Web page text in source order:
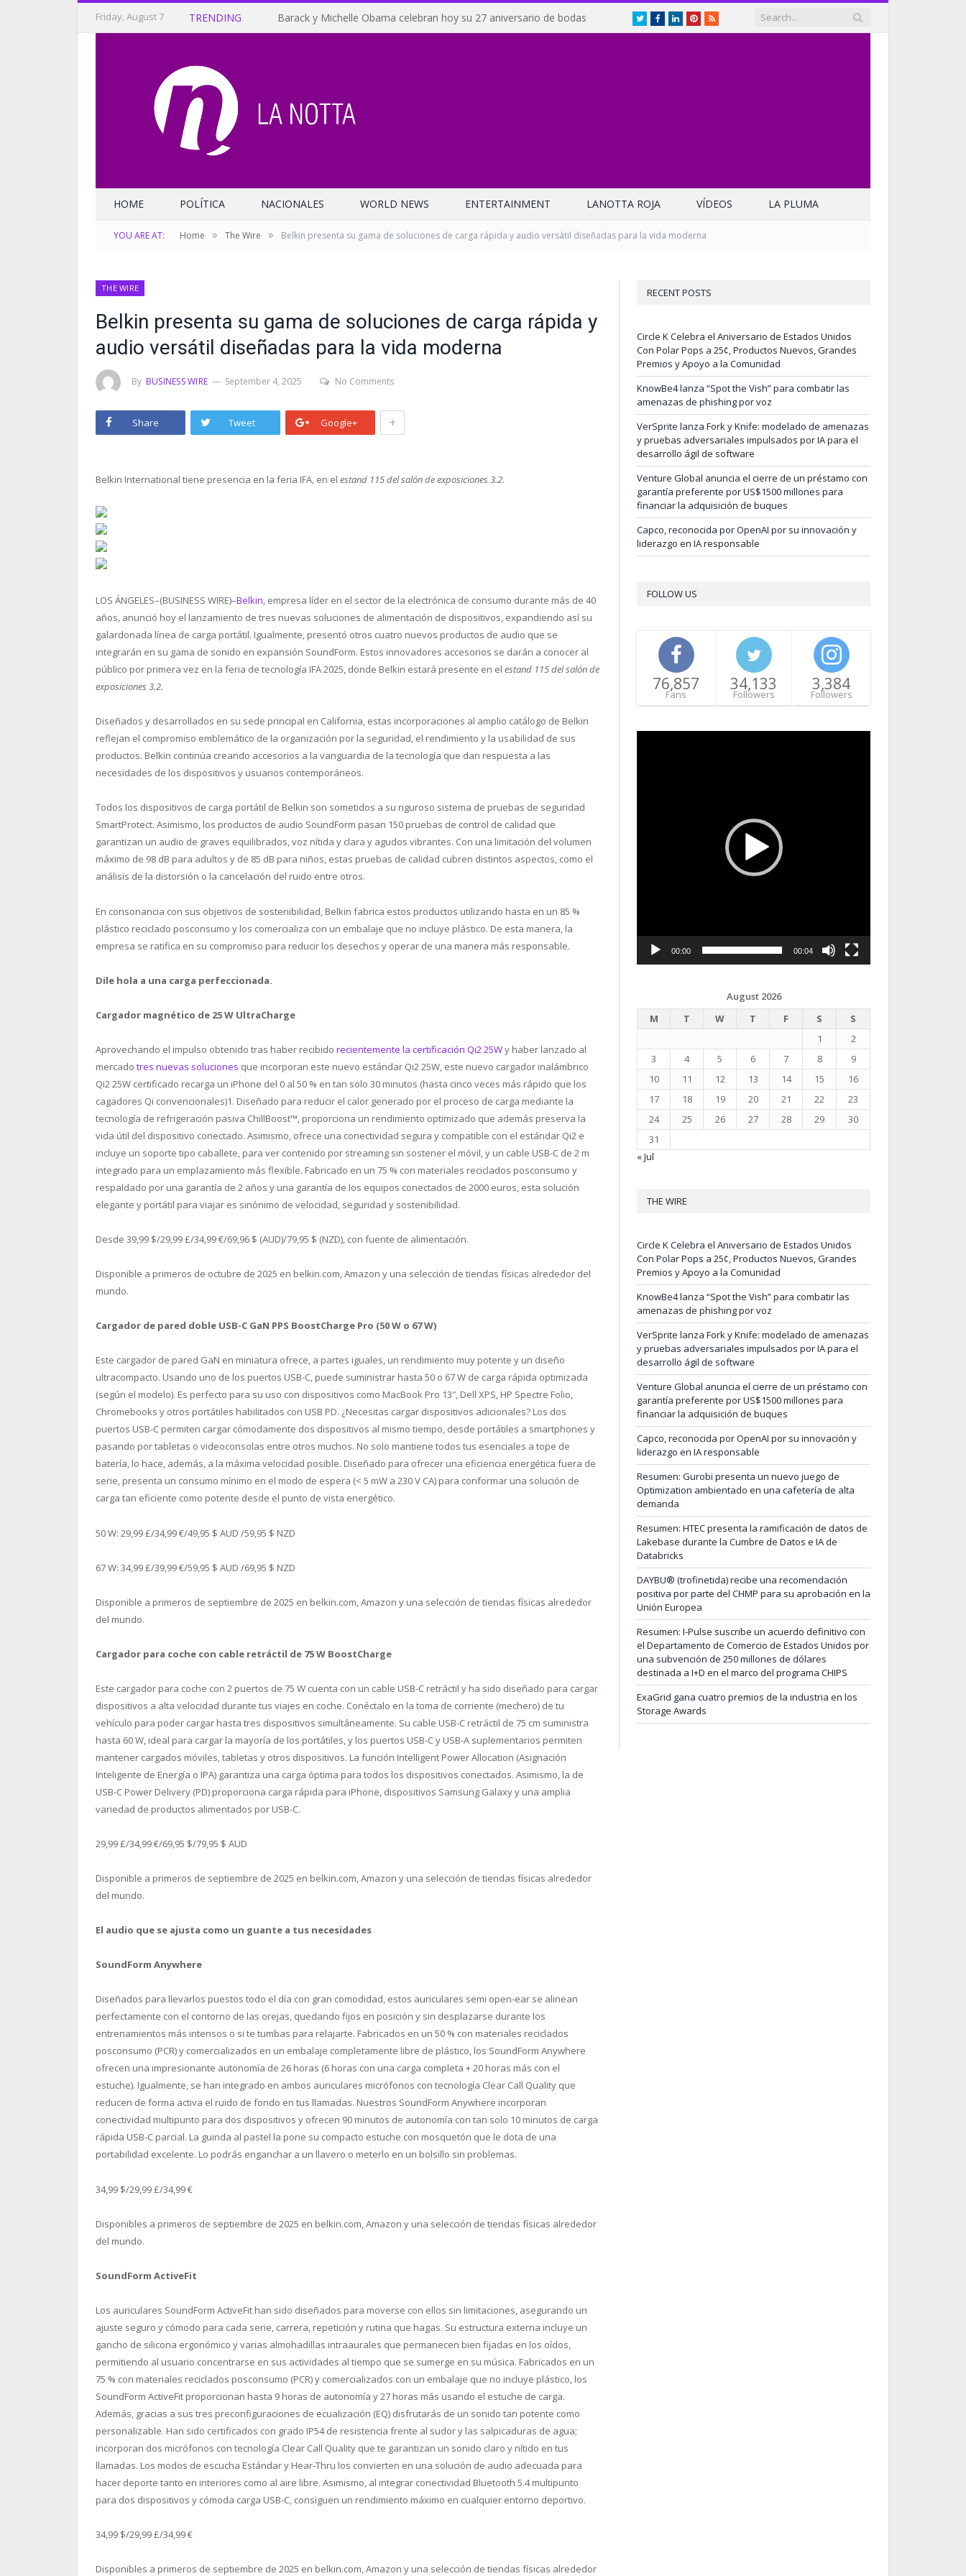
Friday, August 7 TRENDING Barack y Michelle Obama celebran hoy su 27 aniversario de bodas TwitterFacebookLinkedInPinterest
RSS
HOME POLÍTICA NACIONALES WORLD NEWS ENTERTAINMENT LANOTTA ROJA VÍDEOS LA PLUMA
YOU ARE AT: Home » The Wire » Belkin presenta su gama de soluciones de carga rápida y audio versátil diseñadas para la vida moderna
THE WIRE
Belkin presenta su gama de soluciones de carga rápida y
audio versátil diseñadas para la vida moderna
By BUSINESS WIRE September 4, 2025 No Comments
Share Tweet Google+ +
Belkin International tiene presencia en la feria IFA, en el estand 115 del salón de exposiciones 3.2.
LOS ÁNGELES–(BUSINESS WIRE)–Belkin, empresa líder en el sector de la electrónica de consumo durante más de 40
años, anunció hoy el lanzamiento de tres nuevas soluciones de alimentación de dispositivos, expandiendo así su
galardonada línea de carga portátil. Igualmente, presentó otros cuatro nuevos productos de audio que se
integrarán en su gama de sonido en expansión SoundForm. Estos innovadores accesorios se darán a conocer al
público por primera vez en la feria de tecnología IFA 2025, donde Belkin estará presente en el estand 115 del salón de
exposiciones 3.2.
Diseñados y desarrollados en su sede principal en California, estas incorporaciones al amplio catálogo de Belkin
reflejan el compromiso emblemático de la organización por la seguridad, el rendimiento y la usabilidad de sus
productos. Belkin continúa creando accesorios a la vanguardia de la tecnología que dan respuesta a las
necesidades de los dispositivos y usuarios contemporáneos.
Todos los dispositivos de carga portátil de Belkin son sometidos a su riguroso sistema de pruebas de seguridad
SmartProtect. Asimismo, los productos de audio SoundForm pasan 150 pruebas de control de calidad que
garantizan un audio de graves equilibrados, voz nítida y clara y agudos vibrantes. Con una limitación del volumen
máximo de 98 dB para adultos y de 85 dB para niños, estas pruebas de calidad cubren distintos aspectos, como el
análisis de la distorsión o la cancelación del ruido entre otros.
En consonancia con sus objetivos de sostenibilidad, Belkin fabrica estos productos utilizando hasta en un 85 %
plástico reciclado posconsumo y los comercializa con un embalaje que no incluye plástico. De esta manera, la
empresa se ratifica en su compromiso para reducir los desechos y operar de una manera más responsable.
Dile hola a una carga perfeccionada.
Cargador magnético de 25 W UltraCharge
Aprovechando el impulso obtenido tras haber recibido recientemente la certificación Qi2 25Wy haber lanzado al
mercado tres nuevas soluciones que incorporan este nuevo estándar Qi2 25W, este nuevo cargador inalámbrico
Qi2 25W certificado recarga un iPhone del 0 al 50 % en tan solo 30 minutos (hasta cinco veces más rápido que los
cagadores Qi convencionales)1. Diseñado para reducir el calor generado por el proceso de carga mediante la
tecnología de refrigeración pasiva ChillBoost™, proporciona un rendimiento optimizado que además preserva la
vida útil del dispositivo conectado. Asimismo, ofrece una conectividad segura y compatible con el estándar Qi2 e
incluye un soporte tipo caballete, para ver contenido por streaming sin sostener el móvil, y un cable USB-C de 2 m
integrado para un emplazamiento más flexible. Fabricado en un 75 % con materiales reciclados posconsumo y
respaldado por una garantía de 2 años y una garantía de los equipos conectados de 2000 euros, esta solución
elegante y portátil para viajar es sinónimo de velocidad, seguridad y sostenibilidad.
Desde 39,99 $/29,99 £/34,99 €/69,96 $ (AUD)/79,95 $ (NZD), con fuente de alimentación.
Disponible a primeros de octubre de 2025 en belkin.com, Amazon y una selección de tiendas físicas alrededor del
mundo.
Cargador de pared doble USB-C GaN PPS BoostCharge Pro (50 W o 67 W)
Este cargador de pared GaN en miniatura ofrece, a partes iguales, un rendimiento muy potente y un diseño
ultracompacto. Usando uno de los puertos USB-C, puede suministrar hasta 50 o 67 W de carga rápida optimizada
(según el modelo). Es perfecto para su uso con dispositivos como MacBook Pro 13″, Dell XPS, HP Spectre Folio,
Chromebooks y otros portátiles habilitados con USB PD. ¿Necesitas cargar dispositivos adicionales? Los dos
puertos USB-C permiten cargar cómodamente dos dispositivos al mismo tiempo, desde portátiles a smartphones y
pasando por tabletas o videoconsolas entre otros muchos. No solo mantiene todos tus esenciales a tope de
batería, lo hace, además, a la máxima velocidad posible. Diseñado para ofrecer una eficiencia energética fuera de
serie, presenta un consumo mínimo en el modo de espera (< 5 mW a 230 V CA) para conformar una solución de
carga tan eficiente como potente desde el punto de vista energético.
50 W: 29,99 £/34,99 €/49,95 $ AUD /59,95 $ NZD
67 W: 34,99 £/39,99 €/59,95 $ AUD /69,95 $ NZD
Disponible a primeros de septiembre de 2025 en belkin.com, Amazon y una selección de tiendas físicas alrededor
del mundo.
Cargador para coche con cable retráctil de 75 W BoostCharge
Este cargador para coche con 2 puertos de 75 W cuenta con un cable USB-C retráctil y ha sido diseñado para cargar
dispositivos a alta velocidad durante tus viajes en coche. Conéctalo en la toma de corriente (mechero) de tu
vehículo para poder cargar hasta tres dispositivos simultáneamente. Su cable USB-C retráctil de 75 cm suministra
hasta 60 W, ideal para cargar la mayoría de los portátiles, y los puertos USB-C y USB-A suplementarios permiten
mantener cargados móviles, tabletas y otros dispositivos. La función Intelligent Power Allocation (Asignación
Inteligente de Energía o IPA) garantiza una carga óptima para todos los dispositivos conectados. Asimismo, la de
USB-C Power Delivery (PD) proporciona carga rápida para iPhone, dispositivos Samsung Galaxy y una amplia
variedad de productos alimentados por USB-C.
29,99 £/34,99 €/69,95 $/79,95 $ AUD
Disponible a primeros de septiembre de 2025 en belkin.com, Amazon y una selección de tiendas físicas alrededor
del mundo.
El audio que se ajusta como un guante a tus necesidades
SoundForm Anywhere
Diseñados para llevarlos puestos todo el día con gran comodidad, estos auriculares semi open-ear se alinean
perfectamente con el contorno de las orejas, quedando fijos en posición y sin desplazarse durante los
entrenamientos más intensos o si te tumbas para relajarte. Fabricados en un 50 % con materiales reciclados
posconsumo (PCR) y comercializados en un embalaje completamente libre de plástico, los SoundForm Anywhere
ofrecen una impresionante autonomía de 26 horas (6 horas con una carga completa + 20 horas más con el
estuche). Igualmente, se han integrado en ambos auriculares micrófonos con tecnología Clear Call Quality que
reducen de forma activa el ruido de fondo en tus llamadas. Nuestros SoundForm Anywhere incorporan
conectividad multipunto para dos dispositivos y ofrecen 90 minutos de autonomía con tan solo 10 minutos de carga
rápida USB-C parcial. La guinda al pastel la pone su compacto estuche con mosquetón que le dota de una
portabilidad excelente. Lo podrás enganchar a un llavero o meterlo en un bolsillo sin problemas.
34,99 $/29,99 £/34,99 €
Disponibles a primeros de septiembre de 2025 en belkin.com, Amazon y una selección de tiendas físicas alrededor
del mundo.
SoundForm ActiveFit
Los auriculares SoundForm ActiveFit han sido diseñados para moverse con ellos sin limitaciones, asegurando un
ajuste seguro y cómodo para cada serie, carrera, repetición y rutina que hagas. Su estructura externa incluye un
gancho de silicona ergonómico y varias almohadillas intraaurales que permanecen bien fijadas en los oídos,
permitiendo al usuario concentrarse en sus actividades al tiempo que se sumerge en su música. Fabricados en un
75 % con materiales reciclados posconsumo (PCR) y comercializados con un embalaje que no incluye plástico, los
SoundForm ActiveFit proporcionan hasta 9 horas de autonomía y 27 horas más usando el estuche de carga.
Además, gracias a sus tres preconfiguraciones de ecualización (EQ) disfrutarás de un sonido tan potente como
personalizable. Han sido certificados con grado IP54 de resistencia frente al sudor y las salpicaduras de agua;
incorporan dos micrófonos con tecnología Clear Call Quality que te garantizan un sonido claro y nítido en tus
llamadas. Los modos de escucha Estándar y Hear-Thru los convierten en una solución de audio adecuada para
hacer deporte tanto en interiores como al aire libre. Asimismo, al integrar conectividad Bluetooth 5.4 multipunto
para dos dispositivos y cómoda carga USB-C, consiguen un rendimiento máximo en cualquier entorno deportivo.
34,99 $/29,99 £/34,99 €
Disponibles a primeros de septiembre de 2025 en belkin.com, Amazon y una selección de tiendas físicas alrededor
RECENT POSTS
Circle K Celebra el Aniversario de Estados Unidos
Con Polar Pops a 25¢, Productos Nuevos, Grandes
Premios y Apoyo a la Comunidad
KnowBe4 lanza “Spot the Vish” para combatir las
amenazas de phishing por voz
VerSprite lanza Fork y Knife: modelado de amenazas
y pruebas adversariales impulsados por IA para el
desarrollo ágil de software
Venture Global anuncia el cierre de un préstamo con
garantía preferente por US$1500 millones para
financiar la adquisición de buques
Capco, reconocida por OpenAI por su innovación y
liderazgo en IA responsable
FOLLOW US
76,857
Fans
34,133
Followers
3,384
Followers
00:00 00:04
August 2026
M
T W T F S
S
1
2
3
4 5 6 7 8
9
10
11 12 13 14 15
16
17
18 19 20 21 22
23
24
25 26 27 28 29
30
31
« Jul
THE WIRE
Circle K Celebra el Aniversario de Estados Unidos
Con Polar Pops a 25¢, Productos Nuevos, Grandes
Premios y Apoyo a la Comunidad
KnowBe4 lanza “Spot the Vish” para combatir las
amenazas de phishing por voz
VerSprite lanza Fork y Knife: modelado de amenazas
y pruebas adversariales impulsados por IA para el
desarrollo ágil de software
Venture Global anuncia el cierre de un préstamo con
garantía preferente por US$1500 millones para
financiar la adquisición de buques
Capco, reconocida por OpenAI por su innovación y
liderazgo en IA responsable
Resumen: Gurobi presenta un nuevo juego de
Optimization ambientado en una cafetería de alta
demanda
Resumen: HTEC presenta la ramificación de datos de
Lakebase durante la Cumbre de Datos e IA de
Databricks
DAYBU® (trofinetida) recibe una recomendación
positiva por parte del CHMP para su aprobación en la
Unión Europea
Resumen: I-Pulse suscribe un acuerdo definitivo con
el Departamento de Comercio de Estados Unidos por
una subvención de 250 millones de dólares
destinada a I+D en el marco del programa CHIPS
ExaGrid gana cuatro premios de la industria en los
Storage Awards